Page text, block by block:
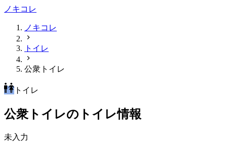
ノキコレ
ノキコレ
トイレ
公衆トイレ
トイレ
公衆トイレのトイレ情報
未入力